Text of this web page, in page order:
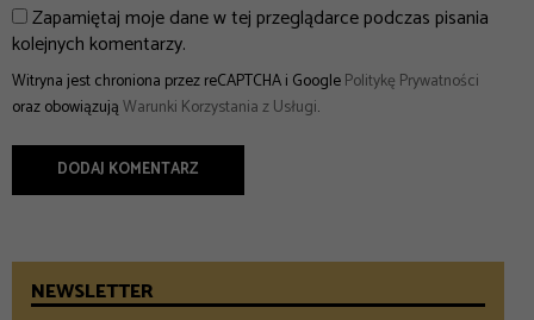
Zapamiętaj moje dane w tej przeglądarce podczas pisania
kolejnych komentarzy.
Witryna jest chroniona przez reCAPTCHA i GooglePolitykę Prywatności
oraz obowiązująWarunki Korzystania z Usługi.
NEWSLETTER